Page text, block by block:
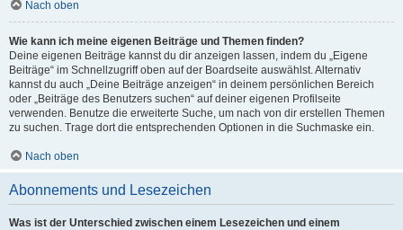
Nach oben
Wie kann ich meine eigenen Beiträge und Themen finden?
Deine eigenen Beiträge kannst du dir anzeigen lassen, indem du „Eigene
Beiträge“ im Schnellzugriff oben auf der Boardseite auswählst. Alternativ
kannst du auch „Deine Beiträge anzeigen“ in deinem persönlichen Bereich
oder „Beiträge des Benutzers suchen“ auf deiner eigenen Profilseite
verwenden. Benutze die erweiterte Suche, um nach von dir erstellen Themen
zu suchen. Trage dort die entsprechenden Optionen in die Suchmaske ein.
Nach oben
Abonnements und Lesezeichen
Was ist der Unterschied zwischen einem Lesezeichen und einem